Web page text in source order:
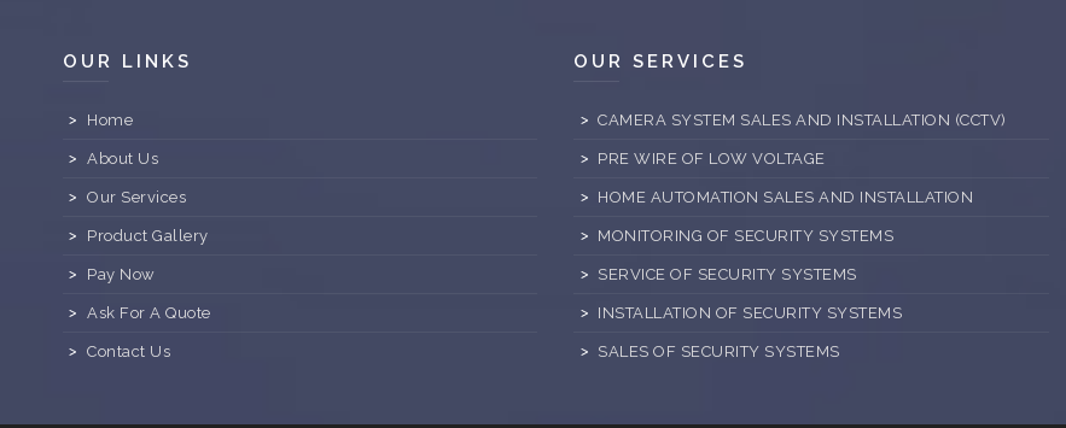
OUR LINKS
Home
About Us
Our Services
Product Gallery
Pay Now
Ask For A Quote
Contact Us
OUR SERVICES
CAMERA SYSTEM SALES AND INSTALLATION (CCTV)
PRE WIRE OF LOW VOLTAGE
HOME AUTOMATION SALES AND INSTALLATION
MONITORING OF SECURITY SYSTEMS
SERVICE OF SECURITY SYSTEMS
INSTALLATION OF SECURITY SYSTEMS
SALES OF SECURITY SYSTEMS